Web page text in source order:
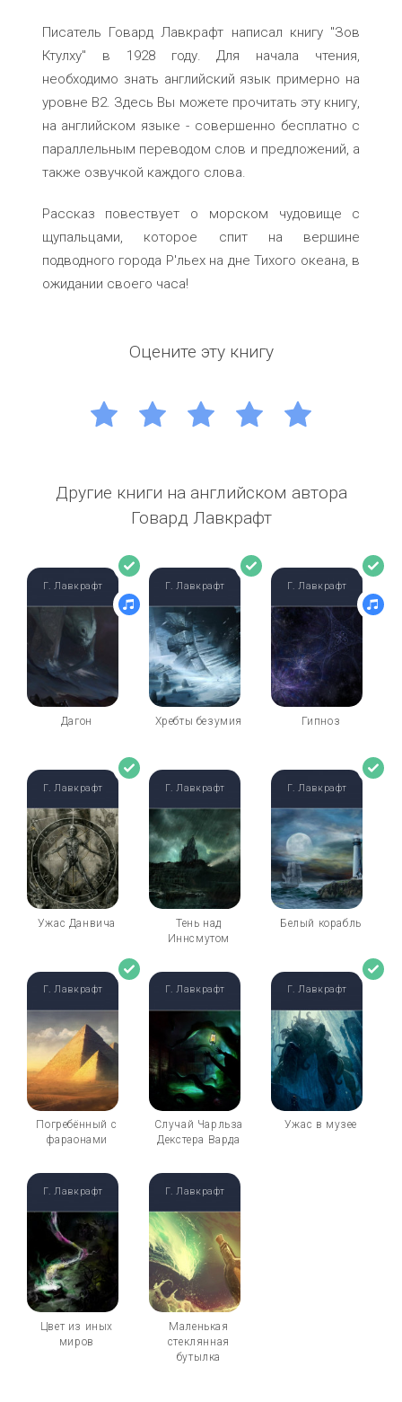
Писатель Говард Лавкрафт написал книгу "Зов
Ктулху" в 1928 году. Для начала чтения,
необходимо знать английский язык примерно на
уровне B2. Здесь Вы можете прочитать эту книгу,
на английском языке - совершенно бесплатно с
параллельным переводом слов и предложений, а
также озвучкой каждого слова.
Рассказ повествует о морском чудовище с
щупальцами, которое спит на вершине
подводного города Р'льех на дне Тихого океана, в
ожидании своего часа!
Оцените эту книгу
Другие книги на английском автора
Говард Лавкрафт
Дагон
Г. Лавкрафт
Хребты безумия
Г. Лавкрафт
Гипноз
Г. Лавкрафт
Ужас Данвича
Г. Лавкрафт
Тень над
Иннсмутом
Г. Лавкрафт
Белый корабль
Г. Лавкрафт
Погребённый с
фараонами
Г. Лавкрафт
Случай Чарльза
Декстера Варда
Г. Лавкрафт
Ужас в музее
Г. Лавкрафт
Цвет из иных
миров
Г. Лавкрафт
Маленькая
стеклянная
бутылка
Г. Лавкрафт